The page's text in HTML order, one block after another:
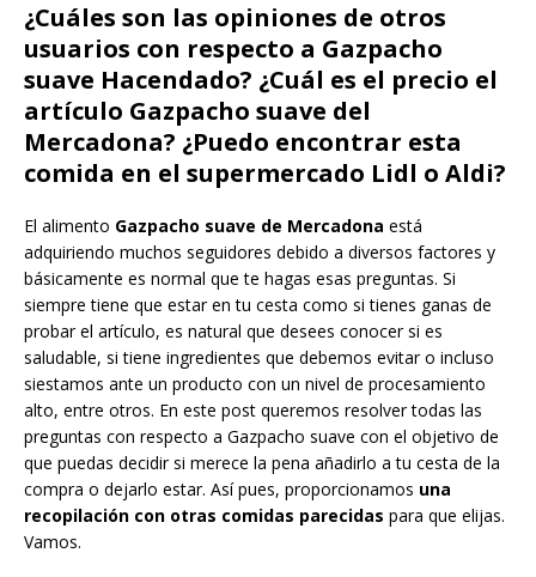
¿Cuáles son las opiniones de otros
usuarios con respecto a Gazpacho
suave Hacendado? ¿Cuál es el precio el
artículo Gazpacho suave del
Mercadona? ¿Puedo encontrar esta
comida en el supermercado Lidl o Aldi?
El alimento Gazpacho suave de Mercadona está
adquiriendo muchos seguidores debido a diversos factores y
básicamente es normal que te hagas esas preguntas. Si
siempre tiene que estar en tu cesta como si tienes ganas de
probar el artículo, es natural que desees conocer si es
saludable, si tiene ingredientes que debemos evitar o incluso
siestamos ante un producto con un nivel de procesamiento
alto, entre otros. En este post queremos resolver todas las
preguntas con respecto a Gazpacho suave con el objetivo de
que puedas decidir si merece la pena añadirlo a tu cesta de la
compra o dejarlo estar. Así pues, proporcionamos una
recopilación con otras comidas parecidas para que elijas.
Vamos.